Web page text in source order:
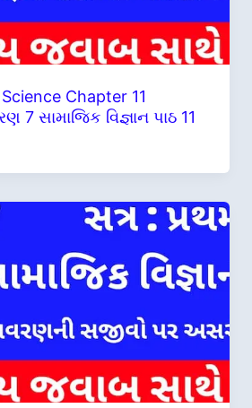
Chapter 11
7 સામાજિક વિજ્ઞાન પાઠ 11